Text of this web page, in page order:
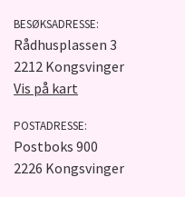
BESØKSADRESSE:
Rådhusplassen 3
2212 Kongsvinger
Vis på kart
POSTADRESSE:
Postboks 900
2226 Kongsvinger